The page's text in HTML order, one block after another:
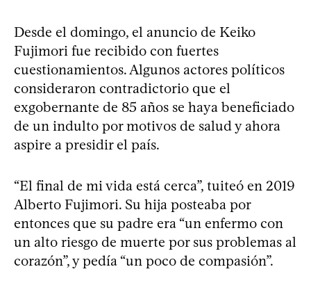
Desde el domingo, el anuncio de Keiko
Fujimori fue recibido con fuertes
cuestionamientos. Algunos actores políticos
consideraron contradictorio que el
exgobernante de 85 años se haya beneficiado
de un indulto por motivos de salud y ahora
aspire a presidir el país.
“El final de mi vida está cerca”, tuiteó en 2019
Alberto Fujimori. Su hija posteaba por
entonces que su padre era “un enfermo con
un alto riesgo de muerte por sus problemas al
corazón”, y pedía “un poco de compasión”.